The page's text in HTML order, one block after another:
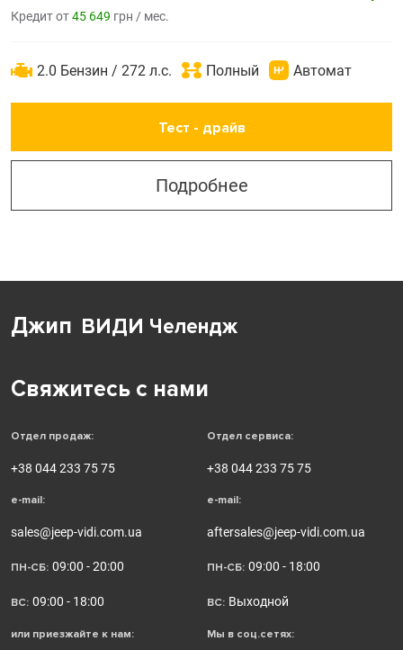
Кредит от45 649 грн / мес.
2.0 Бензин / 272 л.с. Полный Автомат
Тест - драйв
Подробнее
Джип ВИДИ Челендж
Свяжитесь с нами
Отдел продаж:
+38 044 233 75 75
e-mail:
sales@jeep-vidi.com.ua
ПН-СБ: 09:00 - 20:00
ВС: 09:00 - 18:00
или приезжайте к нам:
Отдел сервиса:
+38 044 233 75 75
e-mail:
aftersales@jeep-vidi.com.ua
ПН-СБ: 09:00 - 18:00
ВС: Выходной
Мы в соц.сетях: